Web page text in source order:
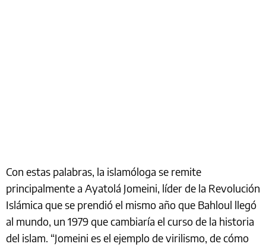
Con estas palabras, la islamóloga se remite
principalmente a Ayatolá Jomeini, líder de la Revolución
Islámica que se prendió el mismo año que Bahloul llegó
al mundo, un 1979 que cambiaría el curso de la historia
del islam. “Jomeini es el ejemplo de virilismo, de cómo